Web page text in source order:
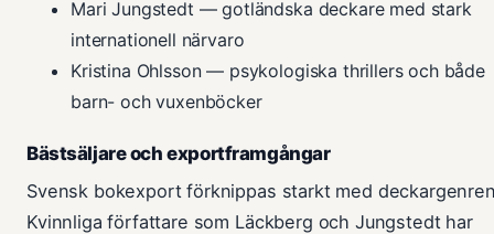
Mari Jungstedt — gotländska deckare med stark
internationell närvaro
Kristina Ohlsson — psykologiska thrillers och både
barn- och vuxenböcker
Bästsäljare och exportframgångar
Svensk bokexport förknippas starkt med
Kvinnliga författare som Läckberg och Jungstedt har